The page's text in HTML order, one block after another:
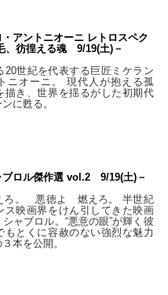
・アントニオーニ レトロスペク
、彷徨える魂 9/19(土)－
20世紀を代表する巨匠ミケラン
ニオーニ。 現代人が抱える孤
描き、世界を揺るがした初期代
に甦る。
ブロル傑作選 vol.2 9/19(土)－
ろ。 悪徳よ 燃えろ。 半世紀
ス映画界をけん引してきた映画
ャブロル。“悪意の眼”が輝く彼
もとくに容赦のない強烈な魅力
本を公開。